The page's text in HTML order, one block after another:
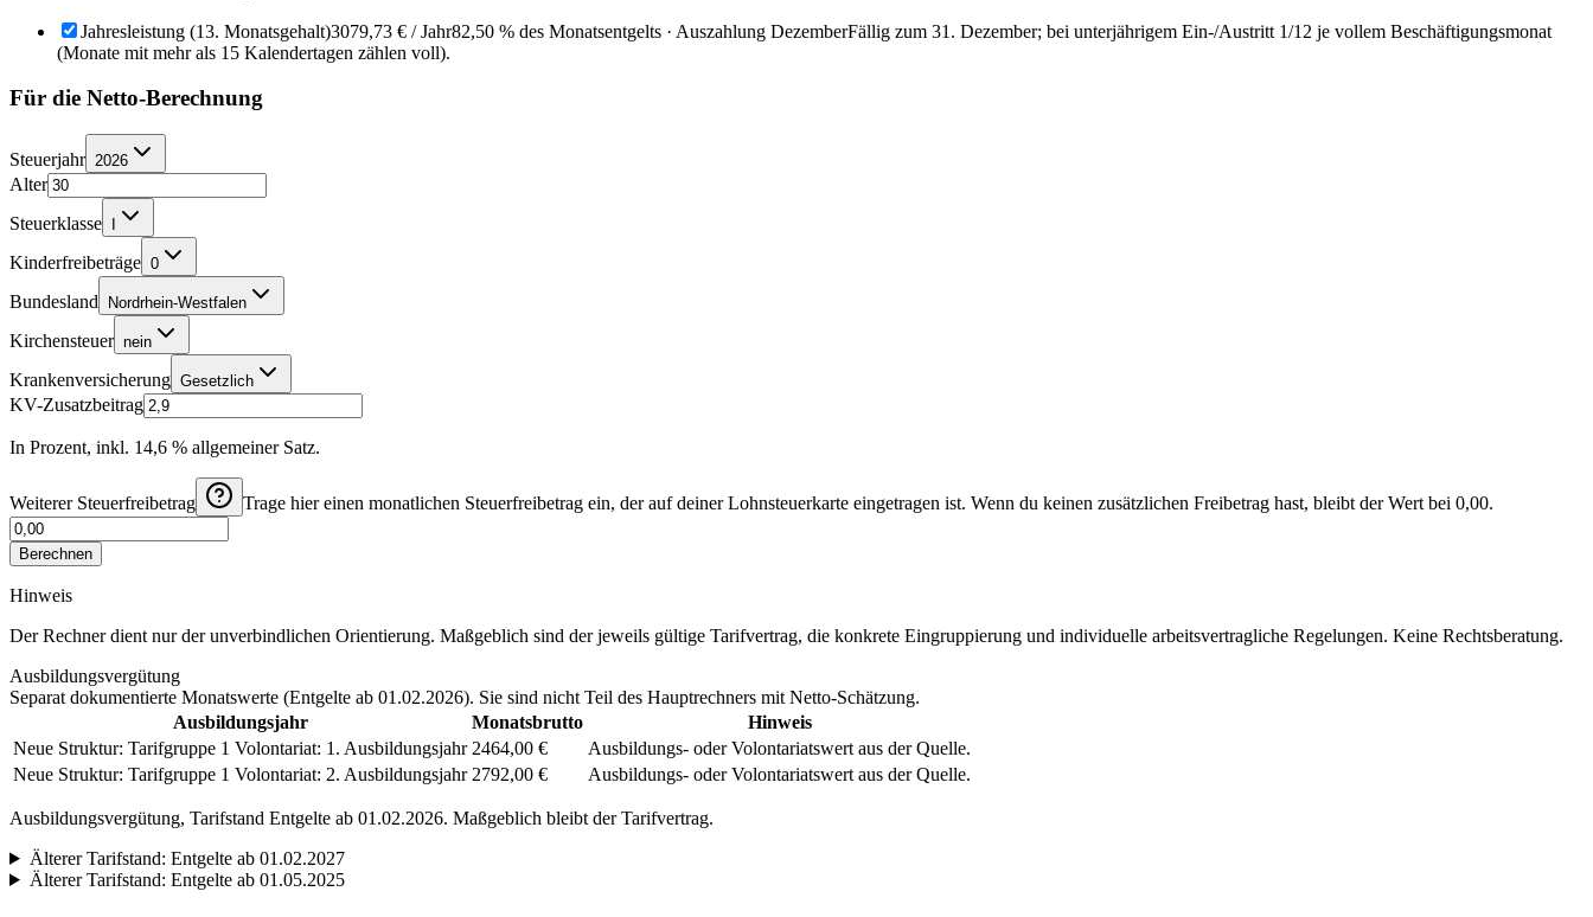
Jahresleistung (13. Monatsgehalt)3079,73 € / Jahr82,50 % des Monatsentgelts · Auszahlung DezemberFällig zum 31. Dezember; bei unterjährigem Ein-/Austritt 1/12 je vollem Beschäftigungsmonat
(Monate mit mehr als 15 Kalendertagen zählen voll).
Für die Netto-Berechnung
Steuerjahr 2026
Alter
Steuerklasse
Kinderfreibeträge 0
Bundesland Nordrhein-Westfalen
Kirchensteuer nein
Krankenversicherung Gesetzlich
KV-Zusatzbeitrag
In Prozent, inkl. 14,6 % allgemeiner Satz.
Weiterer Steuerfreibetrag Trage hier einen monatlichen Steuerfreibetrag ein, der auf deiner Lohnsteuerkarte eingetragen ist. Wenn du keinen zusätzlichen Freibetrag hast, bleibt der Wert bei 0,00.
Berechnen
Hinweis
Der Rechner dient nur der unverbindlichen Orientierung. Maßgeblich sind der jeweils gültige Tarifvertrag, die konkrete Eingruppierung und individuelle arbeitsvertragliche Regelungen. Keine Rechtsberatung.
Ausbildungsvergütung
Separat dokumentierte Monatswerte (Entgelte ab 01.02.2026). Sie sind nicht Teil des Hauptrechners mit Netto-Schätzung.
Ausbildungsjahr
Monatsbrutto
Hinweis
Neue Struktur: Tarifgruppe 1 Volontariat: 1. Ausbildungsjahr 2464,00 €
Ausbildungs- oder Volontariatswert aus der Quelle.
Neue Struktur: Tarifgruppe 1 Volontariat: 2. Ausbildungsjahr 2792,00 € Ausbildungs- oder Volontariatswert aus der Quelle.
Ausbildungsvergütung, Tarifstand Entgelte ab 01.02.2026. Maßgeblich bleibt der Tarifvertrag.
Älterer Tarifstand: Entgelte ab 01.02.2027
Älterer Tarifstand: Entgelte ab 01.05.2025